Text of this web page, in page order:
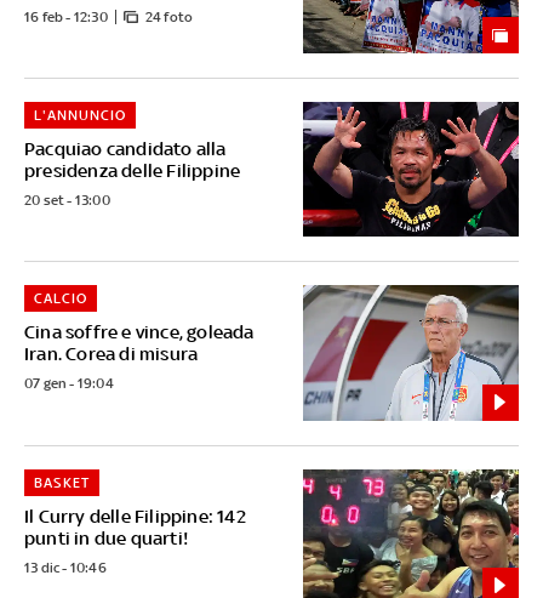
16 feb - 12:30 24 foto
Pacquiao candidato alla
presidenza delle Filippine
L'ANNUNCIO
20 set - 13:00
Cina soffre e vince, goleada
Iran. Corea di misura
CALCIO
07 gen - 19:04
Il Curry delle Filippine: 142
punti in due quarti!
BASKET
13 dic - 10:46